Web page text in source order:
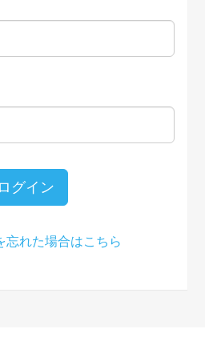
ログイン
忘れた場合はこちら